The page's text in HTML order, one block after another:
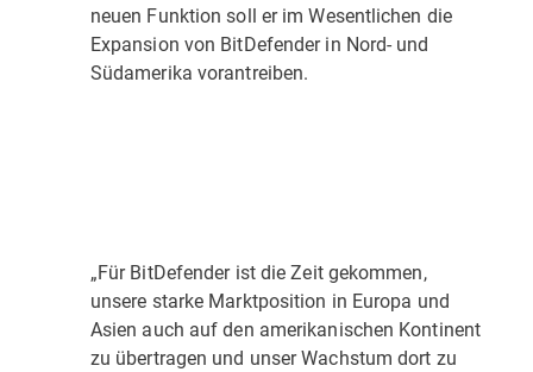
neuen Funktion soll er im Wesentlichen die
Expansion von BitDefender in Nord- und
Südamerika vorantreiben.
„Für BitDefender ist die Zeit gekommen,
unsere starke Marktposition in Europa und
Asien auch auf den amerikanischen Kontinent
zu übertragen und unser Wachstum dort zu